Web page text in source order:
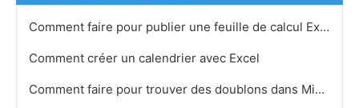
Comment faire pour publier une feuille de calcul Excel
Comment créer un calendrier avec Excel
Comment faire pour trouver des doublons dans Microsoft Excel